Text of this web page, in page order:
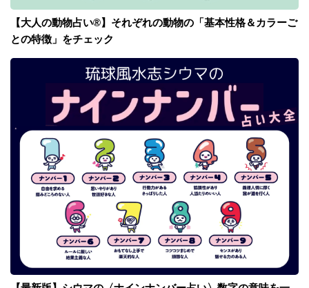
【大人の動物占い®】それぞれの動物の「基本性格＆カラーご
との特徴」をチェック